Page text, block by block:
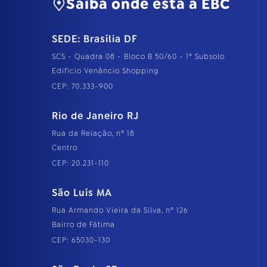
Saiba onde está a EBC
SEDE: Brasília DF
SCS - Quadra 08 - Bloco B 50/60 - 1º Subsolo
Edifício Venâncio Shopping
CEP: 70.333-900
Rio de Janeiro RJ
Rua da Relação, nº 18
Centro
CEP: 20.231-110
São Luís MA
Rua Armando Vieira da Silva, nº 126
Bairro de Fátima
CEP: 65030-130